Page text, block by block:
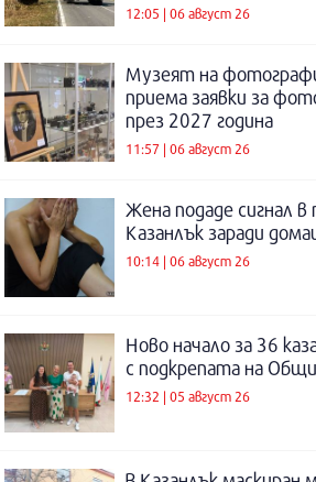
12:05 | 06 август 26
Музеят на
приема заявки за
през 2027 година
11:57 | 06 август 26
Жена подаде сигнал в
Казанлък заради
10:14 | 06 август 26
Ново начало за 36
с подкрепата на
12:32 | 05 август 26